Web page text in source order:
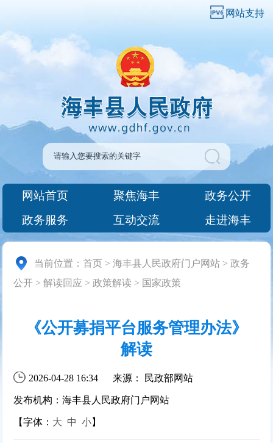
网站支持
网站首页 聚焦海丰
政务公开
政务服务
互动交流 走进海丰
当前位置：首页 >海丰县人民政府门户网站 >政务
公开 >解读回应 >政策解读 > 国家政策
《公开募捐平台服务管理办法》
解读
2026-04-28 16:34 来源： 民政部网站
发布机构：海丰县人民政府门户网站
【字体： 大 中 小】